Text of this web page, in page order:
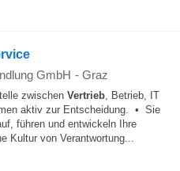
GmbH - Graz
zwischen Vertrieb, Betrieb, IT
aktiv zur Entscheidung. • Sie
führen und entwickeln Ihre
Kultur von Verantwortung...